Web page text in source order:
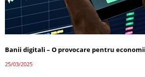
Banii digitali – O provocare pentru
25/03/2025